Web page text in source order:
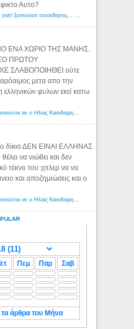
Αυτο?
Ένα βιβλίο που πολεμήθηκε γιατί ξυπνούσε συνειδήσεις... - Λόγιος Ερμής | Η γνώση ξεκινάει με την αναζήτηση...
ΕΝΑ ΧΩΡΙΟ ΤΗΣ ΜΑΝΗΣ.
ΠΡΩΤΟΥ
ΣΛΑΒΟΠΟΙΗΘΕΙ ούτε
μετα απο την
φυλων εκεί κατω.
Αμερικανοί ρατσιστές αναρωτιούνται αν ο Ηλίας Κασιδιάρης ανήκει στη λευκή φυλή... - Λόγιος Ερμής
δίκιο ΔΕΝ ΕΙΝΑΙ ΕΛΛΗΝΑΣ
να νιώθει και δεν
τέκνο του χιτλερ να να
και αποζημιώσεις και ο
Αμερικανοί ρατσιστές αναρωτιούνται αν ο Ηλίας Κασιδιάρης ανήκει στη λευκή φυλή... - Λόγιος Ερμής
Πεμ Παρ Σαβ
άρθρα του Μήνα